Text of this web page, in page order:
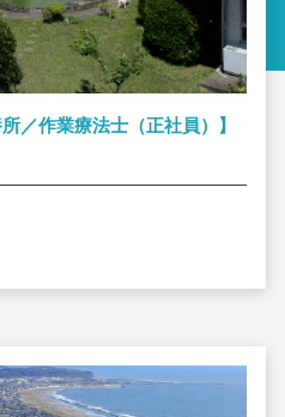
／作業療法士（正社員）】